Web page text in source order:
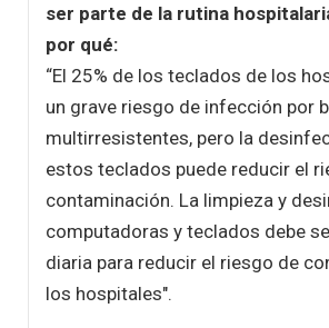
ser parte de la rutina
por qué:
“El 25% de los teclados de los
un grave riesgo de infección por
multirresistentes, pero la
estos teclados puede reducir el
contaminación. La limpieza y
computadoras y teclados debe
diaria para reducir el riesgo de
los hospitales".